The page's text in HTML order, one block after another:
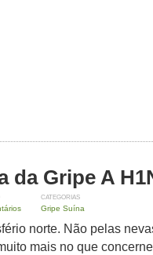
da Gripe A
CATEGORIAS
Gripe Suína
norte. Não pelas
mais no que